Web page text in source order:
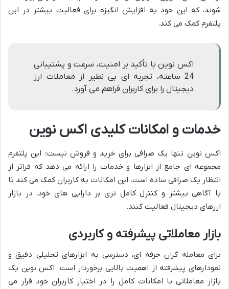
شوند، که این خود به افزایش انگیزه برای فعالیت بیشتر در این
پلتفرم کمک می کند.
اکس نوین با تأکید بر امنیت، سرعت و پشتیبانی
24 ساعته، تجربه ای بی نظیر از معاملات ارز
دیجیتال را برای کاربران فراهم می آورد.
خدمات و امکانات کلیدی اکس نوین
اکس نوین تنها یک صرافی برای خرید و فروش نیست؛ این پلتفرم
مجموعه ای جامع از ابزارها و خدمات را ارائه می دهد که فراتر از
انتظار یک صرافی ساده است. این امکانات به کاربران کمک می کند تا
با آگاهی بیشتر و کنترل کامل تری بر دارایی های خود، در بازار
ارزهای دیجیتال فعالیت کنند.
بازار معاملاتی پیشرفته و کاربردی
برای معامله گران حرفه ای، دسترسی به ابزارهای تحلیلی دقیق و
نمودارهای پیشرفته از اهمیت بالایی برخوردار است. اکس نوین یک
بازار معاملاتی با امکانات کامل را در اختیار کاربران خود قرار می